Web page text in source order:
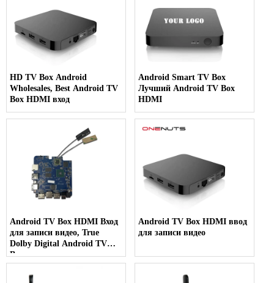
HD TV Box Android
Wholesales, Best Android TV
Box HDMI вход
Android Smart TV Box
Лучший Android TV Box
HDMI
Android TV Box HDMI Вход
для записи видео, True
Dolby Digital Android TV
Box
Android TV Box HDMI ввод
для записи видео